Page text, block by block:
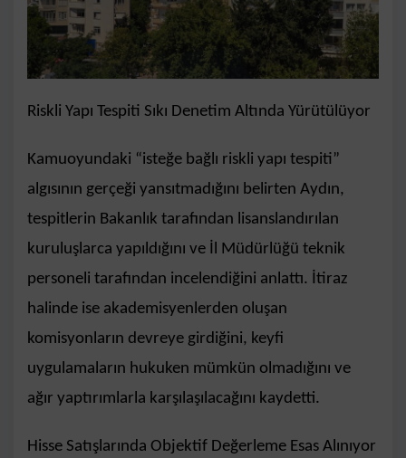
Riskli Yapı Tespiti Sıkı Denetim Altında Yürütülüyor
Kamuoyundaki “isteğe bağlı riskli yapı tespiti”
algısının gerçeği yansıtmadığını belirten Aydın,
tespitlerin Bakanlık tarafından lisanslandırılan
kuruluşlarca yapıldığını ve İl Müdürlüğü teknik
personeli tarafından incelendiğini anlattı. İtiraz
halinde ise akademisyenlerden oluşan
komisyonların devreye girdiğini, keyfi
uygulamaların hukuken mümkün olmadığını ve
ağır yaptırımlarla karşılaşılacağını kaydetti.
Hisse Satışlarında Objektif Değerleme Esas Alınıyor